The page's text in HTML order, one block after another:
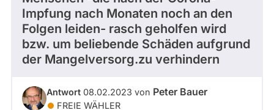
Impfung nach Monaten noch an den
Folgen leiden- rasch geholfen wird
bzw. um beliebende Schäden aufgrund
der Mangelversorg.zu verhindern
Antwort 08.02.2023 von Peter Bauer
FREIE WÄHLER